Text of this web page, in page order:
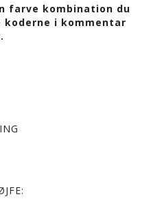
farve kombination du
i kommentar